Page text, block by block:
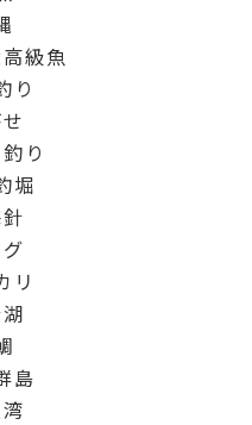
級魚
り
り
堀
リ
島